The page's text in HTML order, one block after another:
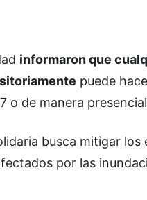
informaron que
puede
o de manera
busca mitigar
por las